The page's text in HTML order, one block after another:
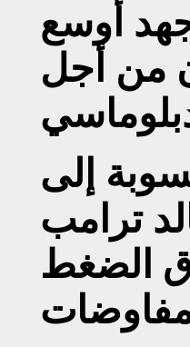
أوسع
من أجل
إلى
ترامب
الضغط